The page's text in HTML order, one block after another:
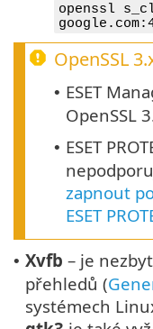
openssl
OpenSSL
• ESET
OpenSSL
• ESET
zapnout
ESET
• Xvfb – je
přehledů (
systémech